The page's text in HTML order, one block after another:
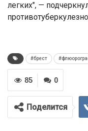
легких", —
#брест
0
85
Поделится